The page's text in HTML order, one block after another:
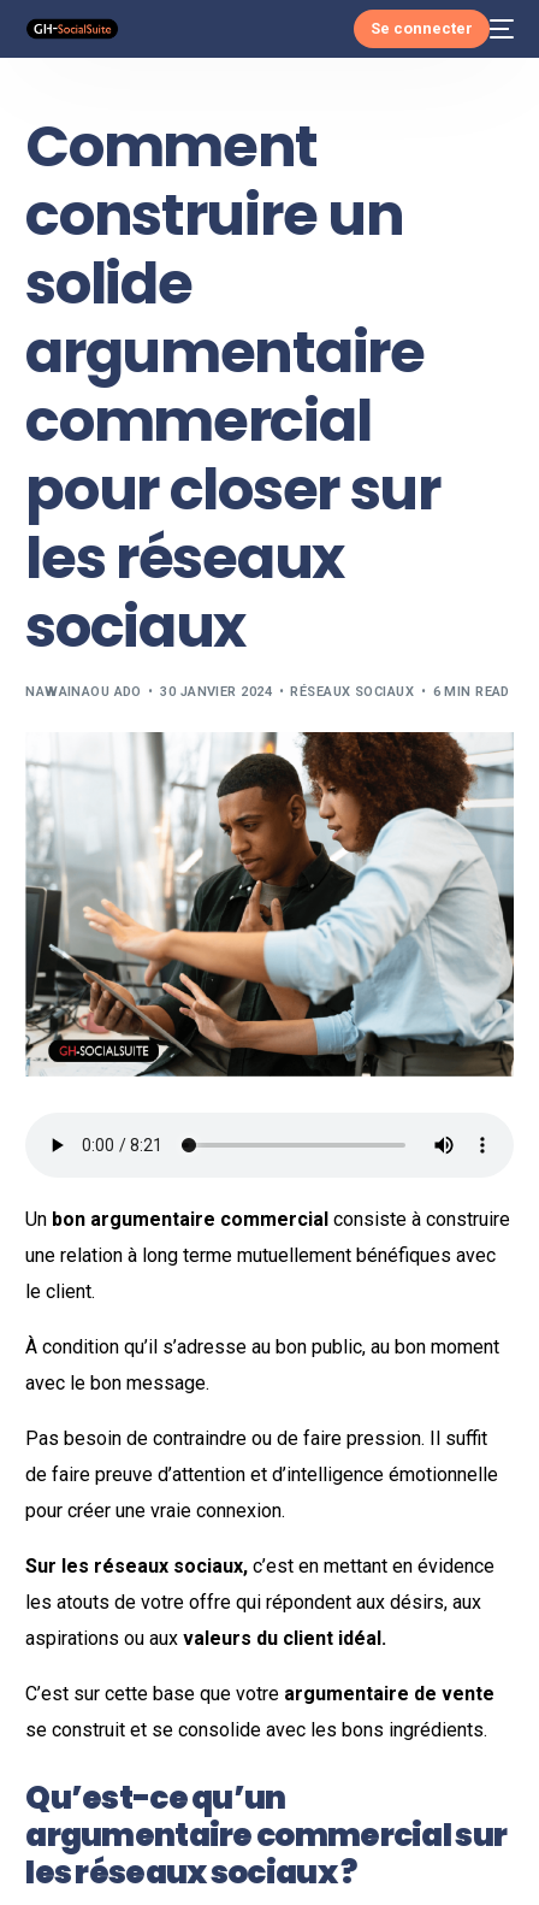
Se connecter
Comment
construire un
solide
argumentaire
commercial
pour closer sur
les réseaux
sociaux
NAWAINAOU ADO 30 JANVIER 2024 RÉSEAUX SOCIAUX 6 MIN READ
Un bon argumentaire commercial consiste à construire
une relation à long terme mutuellement bénéfiques avec
le client.
À condition qu’il s’adresse au bon public, au bon moment
avec le bon message.
Pas besoin de contraindre ou de faire pression. Il suffit
de faire preuve d’attention et d’intelligence émotionnelle
pour créer une vraie connexion.
Sur les réseaux sociaux,c’est en mettant en évidence
les atouts de votre offre qui répondent aux désirs, aux
aspirations ou auxvaleurs du client idéal.
C’est sur cette base que votre argumentaire de vente
se construit et se consolide avec les bons ingrédients.
Qu’est-ce qu’un
argumentaire commercial sur
les réseaux sociaux ?